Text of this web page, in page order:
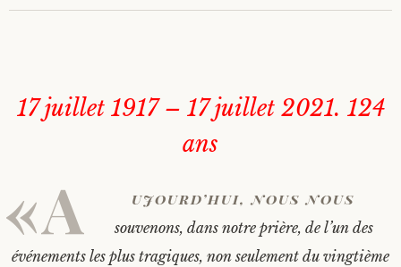
17 juillet 1917 – 17 juillet 2021. 124
ans
«A ujourd’hui, nous nous
souvenons, dans notre prière, de l’un des
événements les plus tragiques, non seulement du vingtième